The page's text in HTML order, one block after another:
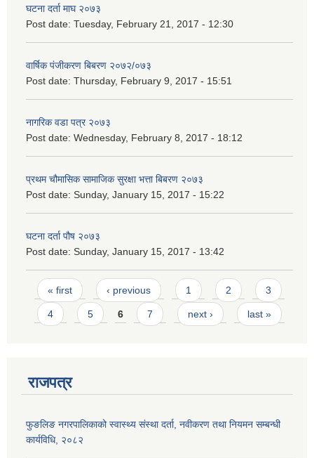
घटना दर्ता माघ २०७३
Post date: Tuesday, February 21, 2017 - 12:30
वार्षिक पंजीकरण बिबरण २०७२/०७३
Post date: Thursday, February 9, 2017 - 15:51
नागरिक वडा पत्र २०७३
Post date: Wednesday, February 8, 2017 - 18:12
प्रथम चौमासिक सामाजिक सुरक्षा भत्ता बिबरण २०७३
Post date: Sunday, January 15, 2017 - 15:22
घटना दर्ता पौष २०७३
Post date: Sunday, January 15, 2017 - 13:42
Pages
« first ‹ previous 1 2 3
4 5 6 7 next › last »
राजपत्र
फुङलिङ नगरपालिकाको स्वास्थ्य संस्था दर्ता, नवीकरण तथा नियमन सम्बन्धी
कार्यविधि, २०८२